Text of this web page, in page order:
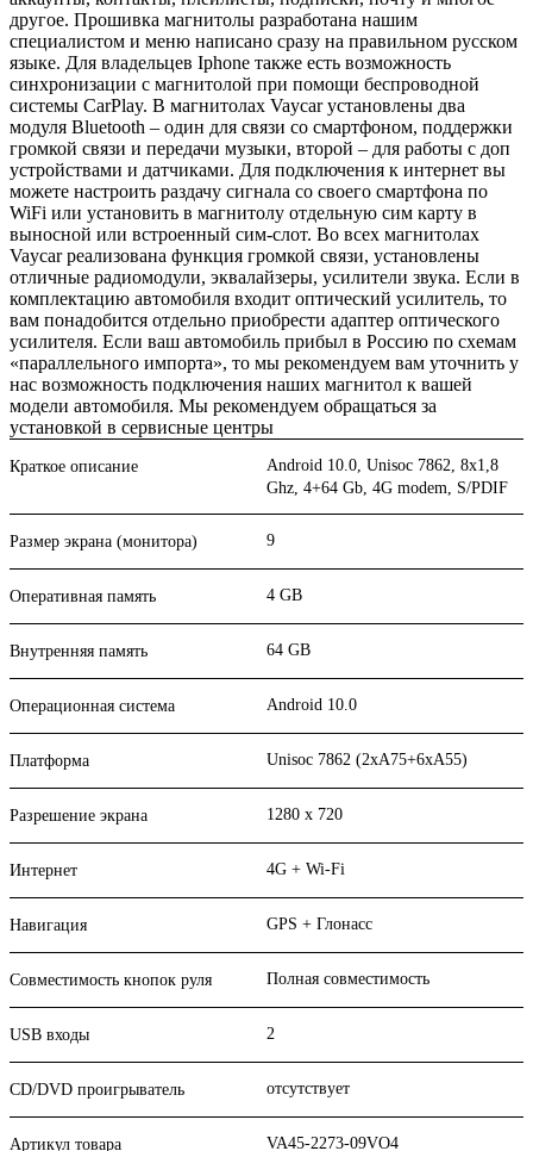
другое. Прошивка магнитолы разработана нашим
специалистом и меню написано сразу на правильном русском
языке. Для владельцев Iphone также есть возможность
синхронизации с магнитолой при помощи беспроводной
системы CarPlay. В магнитолах Vaycar установлены два
модуля Bluetooth – один для связи со смартфоном, поддержки
громкой связи и передачи музыки, второй – для работы с доп
устройствами и датчиками. Для подключения к интернет вы
можете настроить раздачу сигнала со своего смартфона по
WiFi или установить в магнитолу отдельную сим карту в
выносной или встроенный сим-слот. Во всех магнитолах
Vaycar реализована функция громкой связи, установлены
отличные радиомодули, эквалайзеры, усилители звука. Если в
комплектацию автомобиля входит оптический усилитель, то
вам понадобится отдельно приобрести адаптер оптического
усилителя. Если ваш автомобиль прибыл в Россию по схемам
«параллельного импорта», то мы рекомендуем вам уточнить у
нас возможность подключения наших магнитол к вашей
модели автомобиля. Мы рекомендуем обращаться за
установкой в сервисные центры
Краткое описание
Android 10.0, Unisoc 7862, 8х1,8
Ghz, 4+64 Gb, 4G modem, S/PDIF
Размер экрана (монитора) 9
Оперативная память 4 GB
Внутренняя память 64 GB
Операционная система Android 10.0
Платформа Unisoc 7862 (2xA75+6xA55)
Разрешение экрана 1280 x 720
Интернет 4G + Wi-Fi
Навигация GPS + Глонасс
Совместимость кнопок руля Полная совместимость
USB входы 2
CD/DVD проигрыватель отсутствует
Артикул товара VA45-2273-09VO4